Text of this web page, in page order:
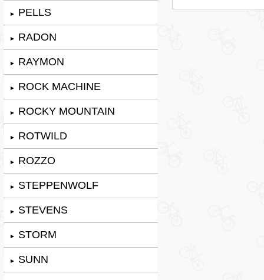
► PELLS
► RADON
► RAYMON
► ROCK MACHINE
► ROCKY MOUNTAIN
► ROTWILD
► ROZZO
► STEPPENWOLF
► STEVENS
► STORM
► SUNN